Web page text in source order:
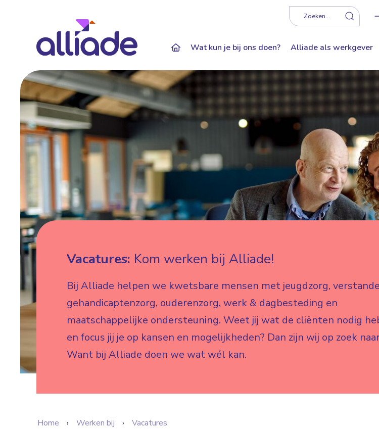
Zoeken...
Wat kun je bij ons doen? Alliade als werkgever
Vacatures: Kom werken bij Alliade!
Bij Alliade helpen we kwetsbare mensen met jeugdzorg,
gehandicaptenzorg, ouderenzorg, werk & dagbesteding en
maatschappelijke ondersteuning. Weet jij wat de cliënten nodig
en focus jij je op kansen en mogelijkheden? Dan zijn wij op zoek
Want bij Alliade doen we wat wél kan.
Home Werken bij Vacatures